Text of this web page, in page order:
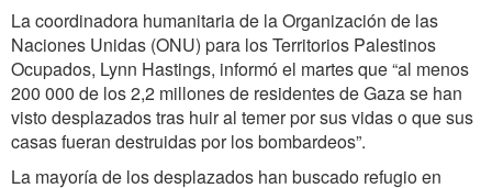
La coordinadora humanitaria de la Organización de las
Naciones Unidas (ONU) para los Territorios Palestinos
Ocupados, Lynn Hastings, informó el martes que “al menos
200 000 de los 2,2 millones de residentes de Gaza se han
visto desplazados tras huir al temer por sus vidas o que sus
casas fueran destruidas por los bombardeos”.
La mayoría de los desplazados han buscado refugio en